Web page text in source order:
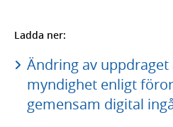
Ladda ner:
Ändring av
myndighet enligt
gemensam digital